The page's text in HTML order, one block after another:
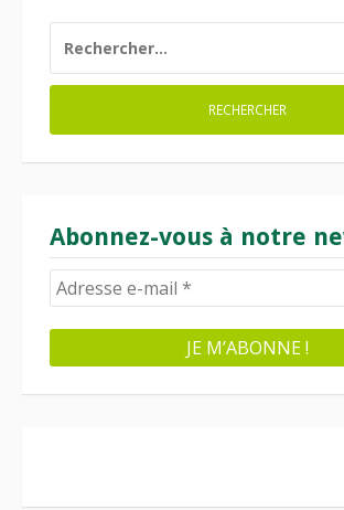
Abonnez-vous à notre